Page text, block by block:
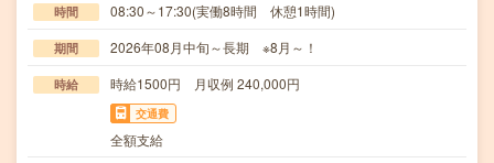
時間 08:30～17:30(実働8時間 休憩1時間)
期間 2026年08月中旬～長期 ※8月～！
時給 時給1500円 月収例 240,000円
交通費
全額支給